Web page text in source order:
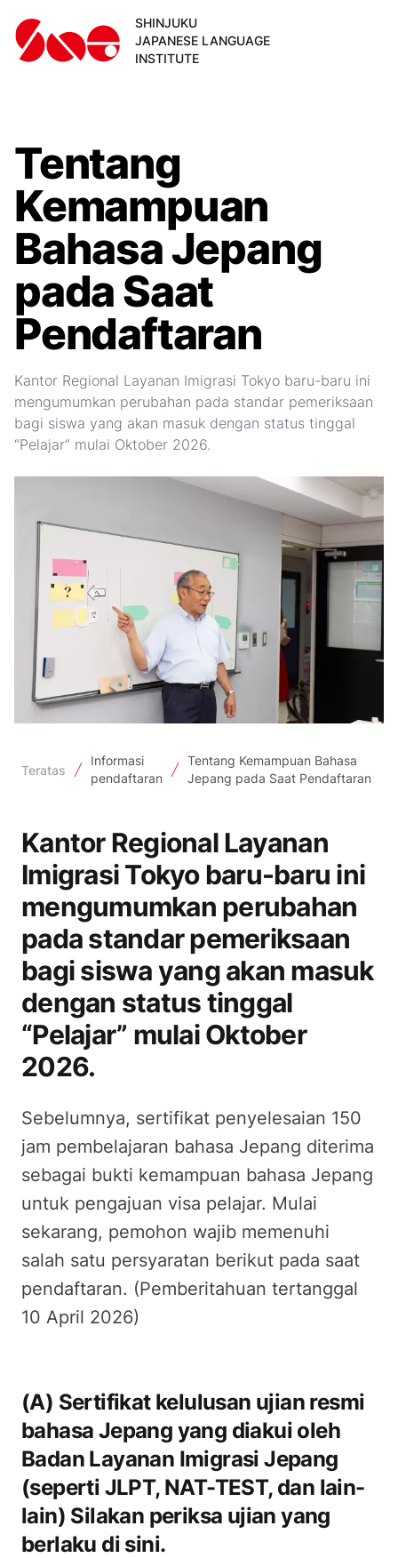
SHINJUKU
JAPANESE LANGUAGE
INSTITUTE
Tentang
Kemampuan
Bahasa Jepang
pada Saat
Pendaftaran
Kantor Regional Layanan Imigrasi Tokyo baru-baru ini
mengumumkan perubahan pada standar pemeriksaan
bagi siswa yang akan masuk dengan status tinggal
“Pelajar” mulai Oktober 2026.
Teratas
Informasi
pendaftaran
Tentang Kemampuan Bahasa
Jepang pada Saat Pendaftaran
Kantor Regional Layanan
Imigrasi Tokyo baru-baru ini
mengumumkan perubahan
pada standar pemeriksaan
bagi siswa yang akan masuk
dengan status tinggal
“Pelajar” mulai Oktober
2026.
Sebelumnya, sertifikat penyelesaian 150
jam pembelajaran bahasa Jepang diterima
sebagai bukti kemampuan bahasa Jepang
untuk pengajuan visa pelajar. Mulai
sekarang, pemohon wajib memenuhi
salah satu persyaratan berikut pada saat
pendaftaran. (Pemberitahuan tertanggal
10 April 2026)
(A) Sertifikat kelulusan ujian resmi
bahasa Jepang yang diakui oleh
Badan Layanan Imigrasi Jepang
(seperti JLPT, NAT-TEST, dan lain-
lain) Silakan periksa ujian yang
berlaku di sini.